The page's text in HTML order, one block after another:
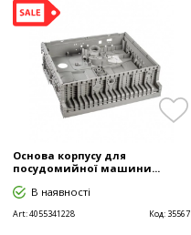
Основа корпусу для
посудомийної машини...
В наявності
Art:4055341228 Код: 35567